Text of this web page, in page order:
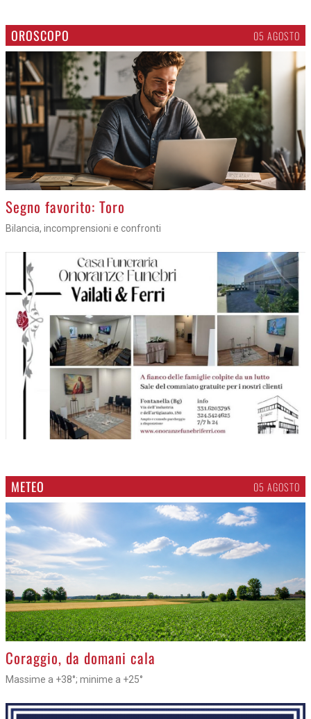
OROSCOPO 05 AGOSTO
>
Segno favorito: Toro
Bilancia, incomprensioni e confronti
METEO 05 AGOSTO
>
Coraggio, da domani cala
Massime a +38°; minime a +25°